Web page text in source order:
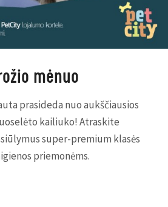
mėnuo
prasideda nuo aukščiausios
kailiuko! Atraskite
super-premium klasės
priemonėms.